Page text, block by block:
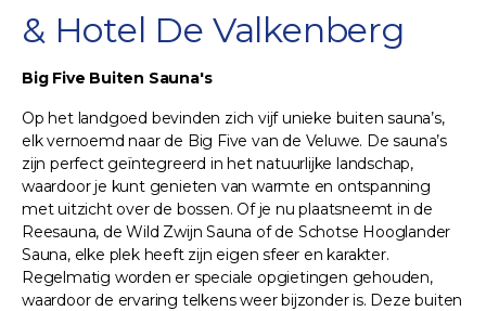
& Hotel De Valkenberg
Big Five Buiten Sauna's
Op het landgoed bevinden zich vijf unieke buiten sauna’s,
elk vernoemd naar de Big Five van de Veluwe. De sauna’s
zijn perfect geïntegreerd in het natuurlijke landschap,
waardoor je kunt genieten van warmte en ontspanning
met uitzicht over de bossen. Of je nu plaatsneemt in de
Reesauna, de Wild Zwijn Sauna of de Schotse Hooglander
Sauna, elke plek heeft zijn eigen sfeer en karakter.
Regelmatig worden er speciale opgietingen gehouden,
waardoor de ervaring telkens weer bijzonder is. Deze buiten